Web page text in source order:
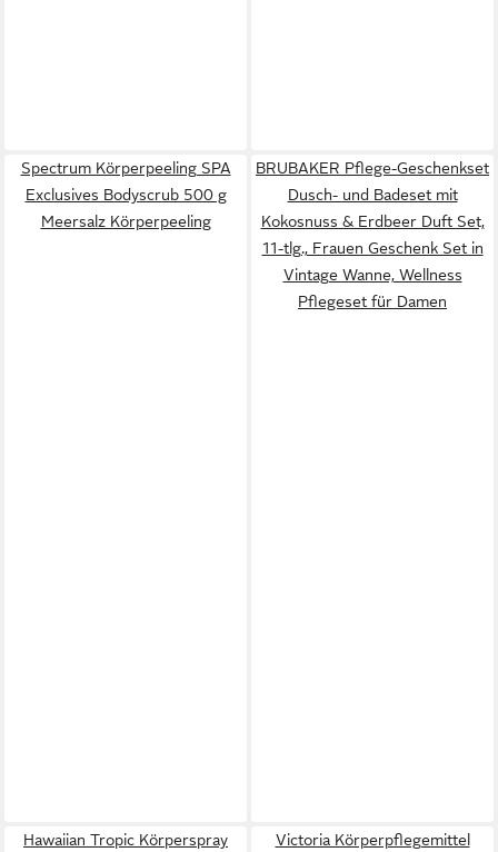
Spectrum Körperpeeling SPA
Exclusives Bodyscrub 500 g
Meersalz Körperpeeling
BRUBAKER Pflege-Geschenkset
Dusch- und Badeset mit
Kokosnuss & Erdbeer Duft Set,
11-tlg., Frauen Geschenk Set in
Vintage Wanne, Wellness
Pflegeset für Damen
Hawaiian Tropic Körperspray
Victoria Körperpflegemittel